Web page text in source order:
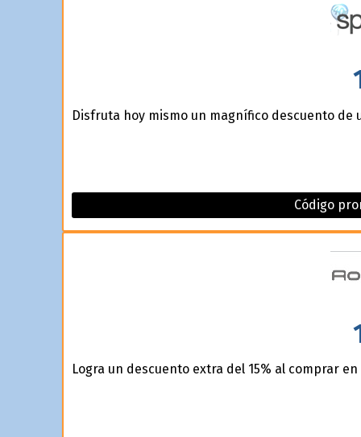
Disfruta hoy mismo un magnífico descuento de
Código
Logra un descuento extra del 15% al comprar en